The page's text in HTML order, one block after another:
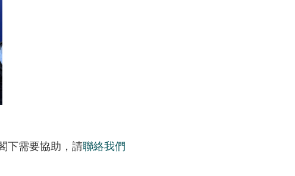
下需要協助，請聯絡我們